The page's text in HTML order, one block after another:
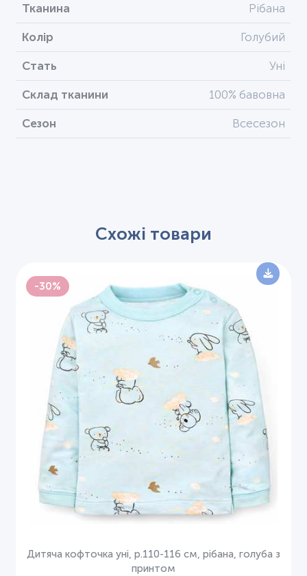
Тканина Рібана
Колір Голубий
Стать Уні
Склад тканини 100% бавовна
Сезон Всесезон
Схожі товари
-30%
Дитяча кофточка уні, р.110-116 см, рібана, голуба з
принтом